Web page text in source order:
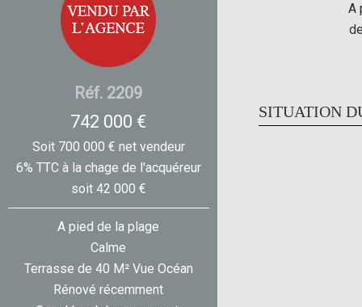
A
SITUATION
Réf. 2209
742 000 €
Soit 700 000 € net vendeur
6% TTC à la chage de l'acquéreur
soit 42 000 €
A pied de la plage
Calme
Terrasse de 40 M² Vue Océan
Rénové récemment